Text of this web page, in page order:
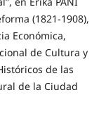
(1821-1908),
Económica,
de Cultura y
de las
de la Ciudad